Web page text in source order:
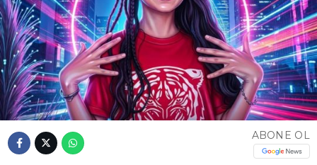
ABONE OL